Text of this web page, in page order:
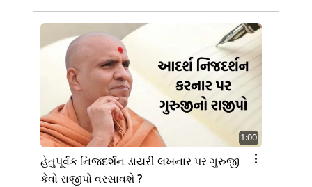
1:00
હેતુપૂર્વક નિજદર્શન ડાયરી લખનાર પર ગુરુજી
કેવો રાજીપો વરસાવશે ?